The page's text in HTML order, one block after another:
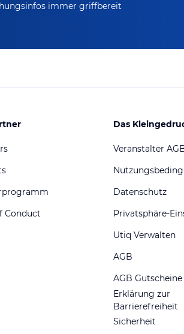
immer griffbereit
Conduct
Das
Veranstalter
Datenschutz
Privatsphäre-
Utiq Verwalten
AGB
AGB Gutscheine
Erklärung zur
Barrierefreiheit
Sicherheit